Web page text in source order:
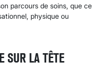
parcours de soins, que ce
physique ou
SUR LA TÊTE